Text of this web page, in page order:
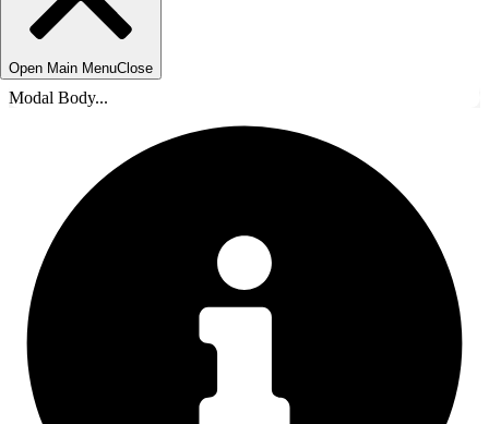
Open Main MenuClose
Modal Body...